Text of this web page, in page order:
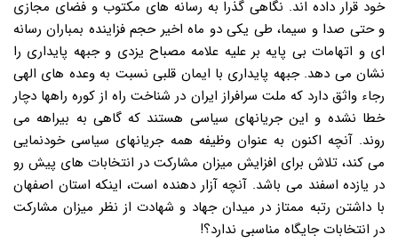
خود قرار داده اند. نگاهی گذرا به رسانه های مکتوب و فضای مجازی
و حتی صدا و سیما، طی یکی دو ماه اخیر حجم فزاینده بمباران رسانه
ای و اتهامات بی پایه بر علیه علامه مصباح یزدی و جبهه پایداری را
نشان می دهد. جبهه پایداری با ایمان قلبی نسبت به وعده های الهی
رجاء واثق دارد که ملت سرافراز ایران در شناخت راه از کوره راهها دچار
خطا نشده و این جریانهای سیاسی هستند که گاهی به بیراهه می
روند. آنچه اکنون به عنوان وظیفه همه جریانهای سیاسی خودنمایی
می کند، تلاش برای افزایش میزان مشارکت در انتخابات های پیش رو
در یازده اسفند می باشد. آنچه آزار دهنده است، اینکه استان اصفهان
با داشتن رتبه ممتاز در میدان جهاد و شهادت از نظر میزان مشارکت
در انتخابات جایگاه مناسبی ندارد؟!